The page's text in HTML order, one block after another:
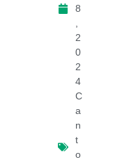
8
2
0
2
4
C
a
n
t
o